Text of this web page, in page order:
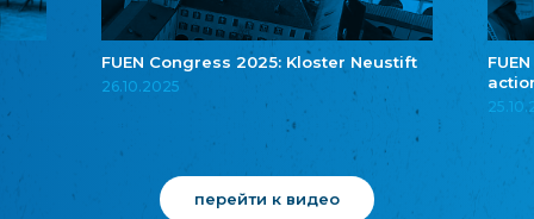
FUEN Congress 2025: Kloster Neustift
26.10.2025
перейти к видео